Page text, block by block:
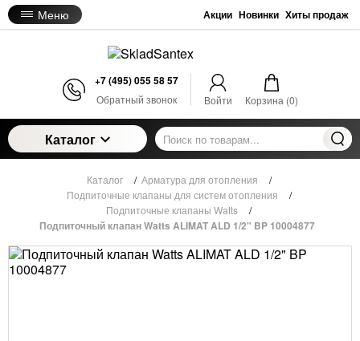
Меню Акции Новинки Хиты продаж
+7 (495) 055 58 57
Обратный звонок Войти Корзина (0)
Каталог
Каталог / Арматура для отопления
/
Подпиточные клапаны для систем отопления
/
Подпиточные клапаны Watts
/
Подпиточный клапан Watts ALIMAT ALD 1/2" BP 10004877